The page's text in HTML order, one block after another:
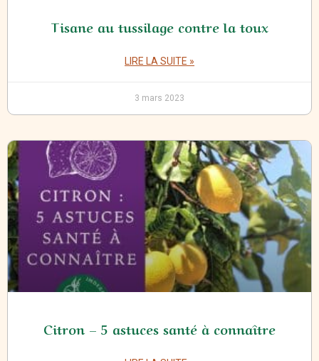
Tisane au tussilage contre la toux
LIRE LA SUITE »
3 mars 2023
Citron – 5 astuces santé à connaître